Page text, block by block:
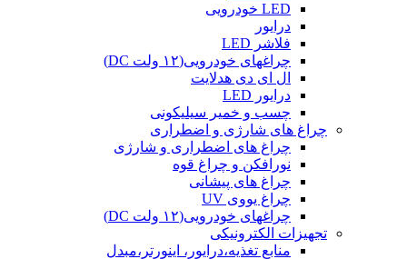
LED خودرویی
درایور
فلاشر LED
چراغهای خودرویی(۱۲ ولت DC)
ال ای دی هدلایت
درایور LED
چسب و خمیر سیلیکونی
چراغ های شارژی و اضطراری
چراغ های اضطراری و شارژی
نورافکن و چراغ قوه
چراغ های پیشانی
چراغ یووی UV
چراغهای خودرویی(۱۲ ولت DC)
تجهیزات الکترونیکی
منابع تغذیه،درایور، اینورتر،مبدل